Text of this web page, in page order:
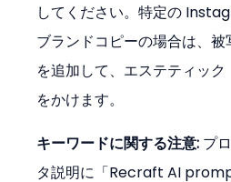
してください。特定の
ブランドコピーの場合は、
を追加して、エステティッ
をかけます。
キーワードに関する注意: プ
タ説明に「Recraft AI